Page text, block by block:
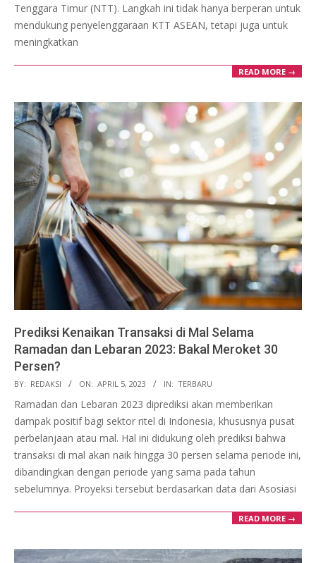
Tenggara Timur (NTT). Langkah ini tidak hanya berperan untuk
mendukung penyelenggaraan KTT ASEAN, tetapi juga untuk
meningkatkan
READ MORE →
Prediksi Kenaikan Transaksi di Mal Selama
Ramadan dan Lebaran 2023: Bakal Meroket 30
Persen?
2023-
04-
05
BY: REDAKSI ON: APRIL 5, 2023 IN: TERBARU
Ramadan dan Lebaran 2023 diprediksi akan memberikan
dampak positif bagi sektor ritel di Indonesia, khususnya pusat
perbelanjaan atau mal. Hal ini didukung oleh prediksi bahwa
transaksi di mal akan naik hingga 30 persen selama periode ini,
dibandingkan dengan periode yang sama pada tahun
sebelumnya. Proyeksi tersebut berdasarkan data dari Asosiasi
READ MORE →